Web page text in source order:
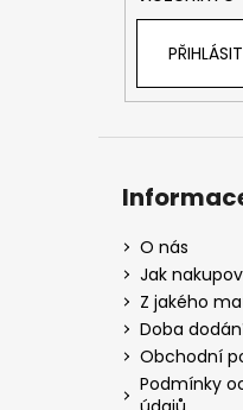
O nás
Jak
Z jakého
Doba
Obchodní
Podmínky